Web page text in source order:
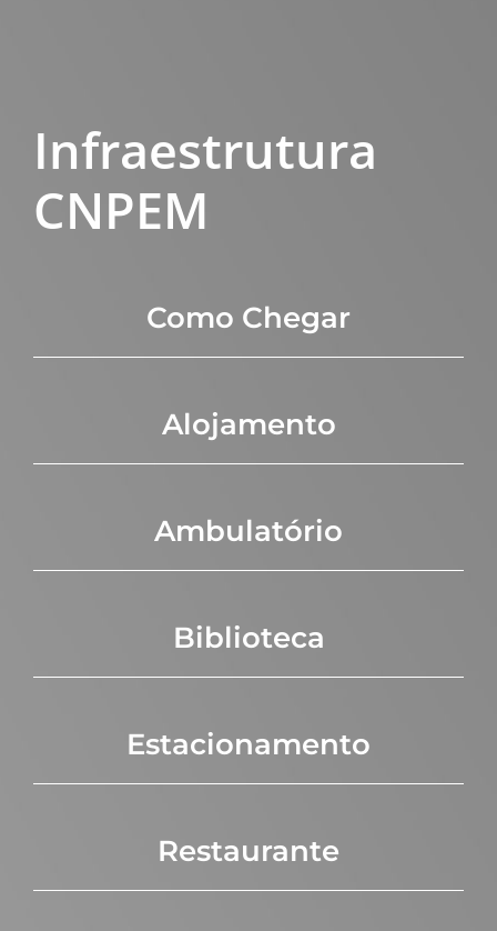
Infraestrutura
CNPEM
Como Chegar
Alojamento
Ambulatório
Biblioteca
Estacionamento
Restaurante